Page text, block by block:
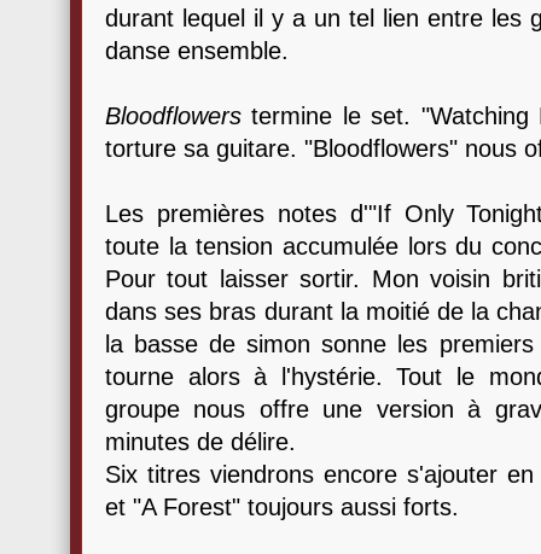
durant lequel il y a un tel lien entre les
danse ensemble.
Bloodflowers termine le set.
torture sa guitare. "Bloodflowers" nous
Les premières notes d'"If Only
toute la tension accumulée lors du
Pour tout laisser sortir. Mon voisin
dans ses bras durant la moitié de la
la basse de simon sonne les
tourne alors à l'hystérie. Tout le
groupe nous offre une version à
minutes de délire.
Six titres viendrons encore s'ajouter
et "A Forest" toujours aussi forts.